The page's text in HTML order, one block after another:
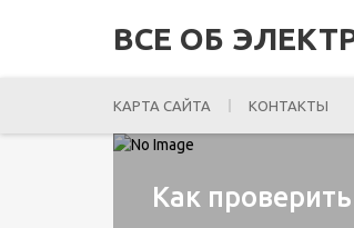
ВСЕ ОБ
КАРТА САЙТА КОНТАКТЫ
Как